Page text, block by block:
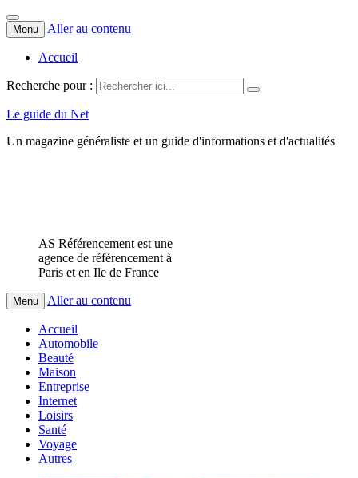
Menu Aller au contenu
Accueil
Recherche pour :
Le guide du Net
Un magazine généraliste et un guide d'informations et d'actualités
AS Référencement est une
agence de référencement à
Paris et en Ile de France
Menu Aller au contenu
Accueil
Automobile
Beauté
Maison
Entreprise
Internet
Loisirs
Santé
Voyage
Autres